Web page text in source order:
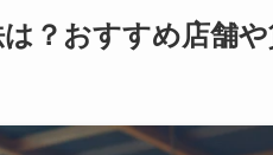
？おすすめ店舗や